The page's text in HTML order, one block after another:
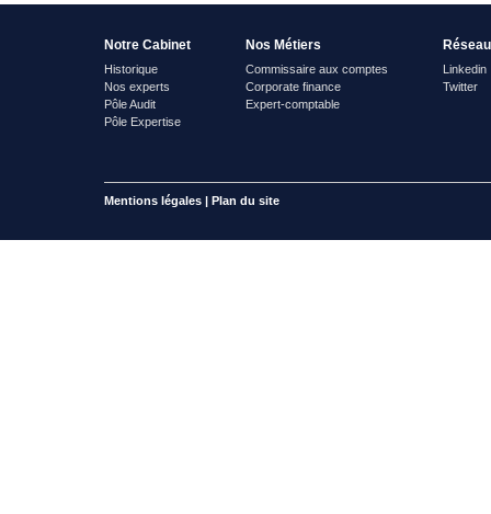
Notre Cabinet
Historique
Nos experts
Pôle Audit
Pôle Expertise
Nos Métiers
Commissaire aux comptes
Corporate finance
Expert-comptable
Linkedin
Twitter
Mentions légales | Plan du site